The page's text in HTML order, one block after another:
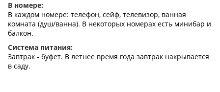
В номере:
В каждом номере: телефон, сейф, телевизор, ванная
комната (душ/ванна). В некоторых номерах есть минибар и
балкон.
Система питания:
Завтрак - буфет. В летнее время года завтрак накрывается
в саду.